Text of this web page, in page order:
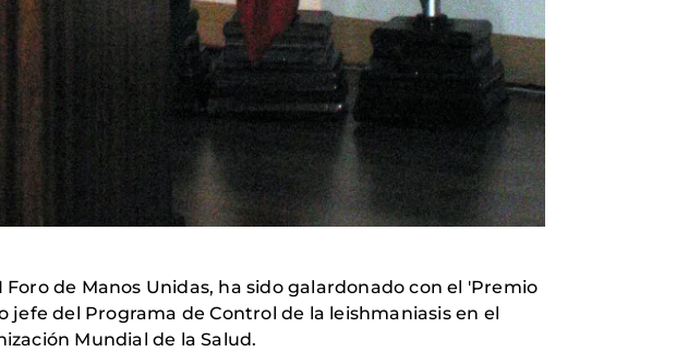
de Manos Unidas, ha sido galardonado con el 'Premio
jefe del Programa de Control de la leishmaniasis en el
Mundial de la Salud.